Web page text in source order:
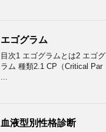
エゴグラム
目次1 エゴグラムとは2 エゴグ
ラム 種類2.1 CP（Critical Par
...
血液型別性格診断